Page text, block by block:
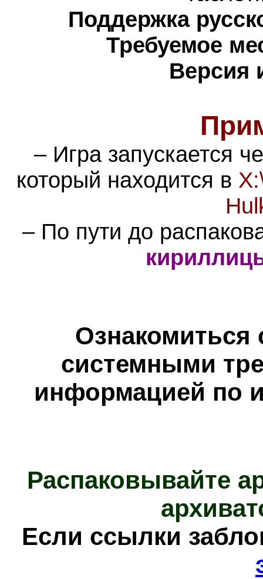
Поддержка
Требуемое
Версия
– Игра запускается
который находится в
– По пути до
Ознакомиться
системными
информацией по
Распаковывайте
Если ссылки